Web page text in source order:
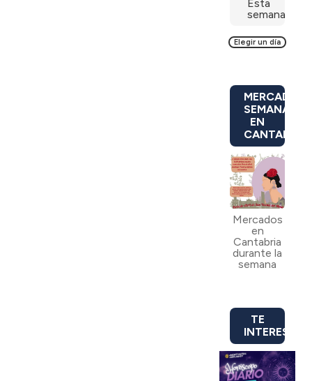
Esta
semana
Elegir un día
SEMANALES
EN
CANTABRIA
Mercados
en
Cantabria
durante la
semana
TE
INTERESA